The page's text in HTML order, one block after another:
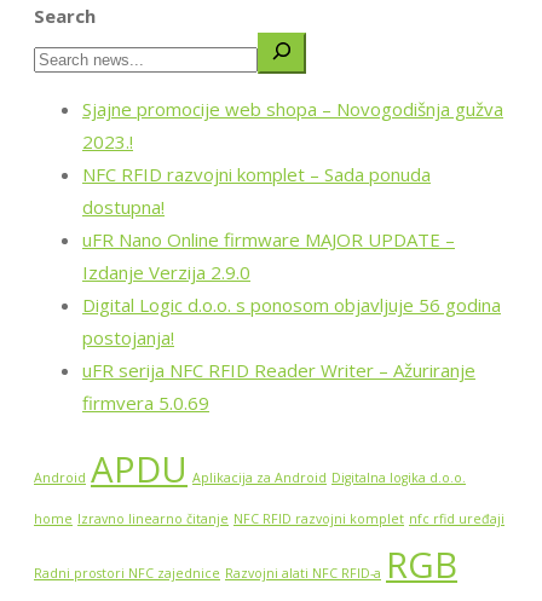
Search
Sjajne promocije web shopa – Novogodišnja gužva
2023.!
NFC RFID razvojni komplet – Sada ponuda
dostupna!
uFR Nano Online firmware MAJOR UPDATE –
Izdanje Verzija 2.9.0
Digital Logic d.o.o. s ponosom objavljuje 56 godina
postojanja!
uFR serija NFC RFID Reader Writer – Ažuriranje
firmvera 5.0.69
Android APDU Aplikacija za Android Digitalna logika d.o.o.
home Izravno linearno čitanje NFC RFID razvojni komplet nfc rfid uređaji
Radni prostori NFC zajednice Razvojni alati NFC RFID-a RGB